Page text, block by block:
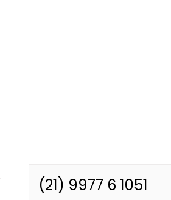
(21) 9977 6 1051